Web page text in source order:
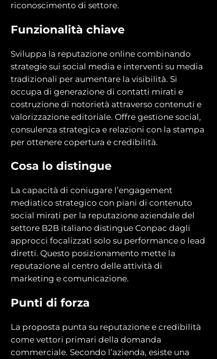
riconoscimento di settore.
Funzionalità chiave
Sviluppa la reputazione online combinando
strategie sui social media e interventi su media
tradizionali per aumentare la visibilità. Si
occupa di generazione di contatti mirati e
costruzione di notorietà attraverso contenuti e
valorizzazione editoriale. Offre gestione social,
consulenza strategica e relazioni con la stampa
per ottenere copertura e credibilità.
Cosa lo distingue
La capacità di coniugare l’engagement
mediatico strategico con piani di contenuto
social mirati per la reputazione aziendale del
settore B2B italiano distingue Conpac dagli
approcci focalizzati solo su performance o lead
diretti. Questo posizionamento mette la
reputazione al centro delle attività di
marketing e comunicazione.
Punti di forza
La proposta punta su reputazione e credibilità
come vettori primari della domanda
commerciale. Secondo l’azienda, esiste una